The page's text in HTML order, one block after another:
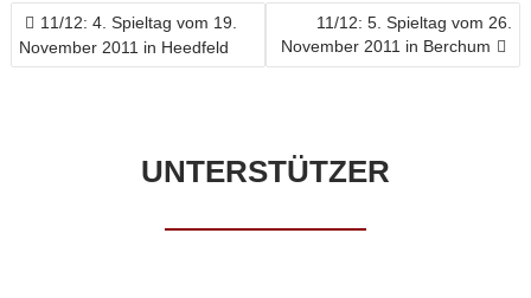
BEITRAGSNAVIGATION
11/12: 4. Spieltag vom 19.
November 2011 in Heedfeld
11/12: 5. Spieltag vom 26.
November 2011 in Berchum
UNTERSTÜTZER